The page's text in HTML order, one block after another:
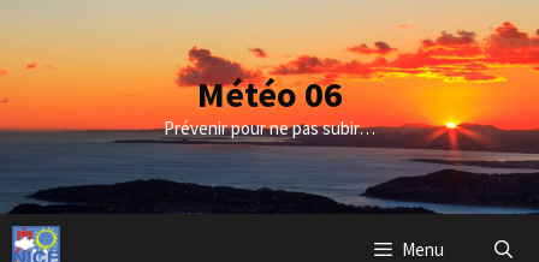
contenu
Météo 06
Prévenir pour ne pas subir…
Menu